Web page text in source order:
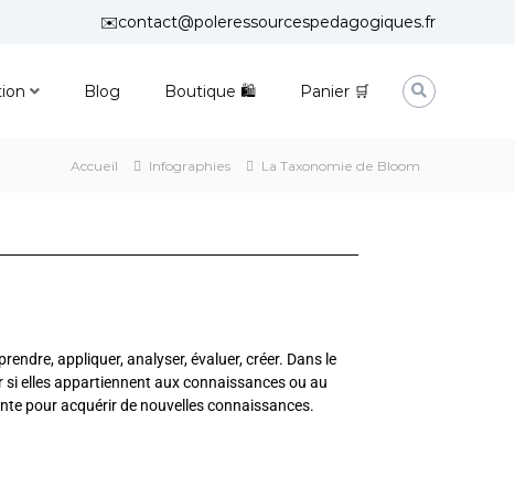
✉️contact@poleressourcespedagogiques.fr
Blog Boutique 🛍 Panier 🛒
Accueil Infographies La Taxonomie de Bloom
appliquer, analyser, évaluer, créer. Dans le
si elles appartiennent aux connaissances ou au
pour acquérir de nouvelles connaissances.